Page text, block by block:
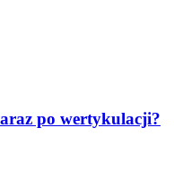
po wertykulacji?